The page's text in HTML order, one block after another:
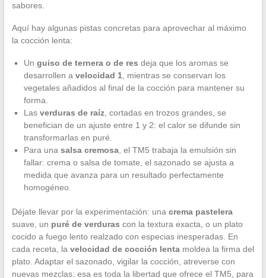
sabores.
Aquí hay algunas pistas concretas para aprovechar al máximo
la cocción lenta:
Un guiso de ternera o de res deja que los aromas se
desarrollen a velocidad 1 , mientras se conservan los
vegetales añadidos al final de la cocción para mantener su
forma.
Las verduras de raíz, cortadas en trozos grandes, se
benefician de un ajuste entre 1 y 2: el calor se difunde sin
transformarlas en puré.
Para una salsa cremosa, el TM5 trabaja la emulsión sin
fallar: crema o salsa de tomate, el sazonado se ajusta a
medida que avanza para un resultado perfectamente
homogéneo.
Déjate llevar por la experimentación: una crema pastelera
suave, un puré de verduras con la textura exacta, o un plato
cocido a fuego lento realzado con especias inesperadas. En
cada receta, la velocidad de cocción lentamoldea la firma del
plato. Adaptar el sazonado, vigilar la cocción, atreverse con
nuevas mezclas: esa es toda la libertad que ofrece el TM5, para